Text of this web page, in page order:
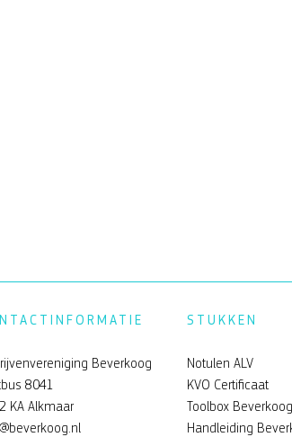
Feelgood
Beverkoog
8041
KA Alkmaar
STUKKEN
Notulen ALV
KVO Certificaat
Toolbox Beverkoog
Handleiding